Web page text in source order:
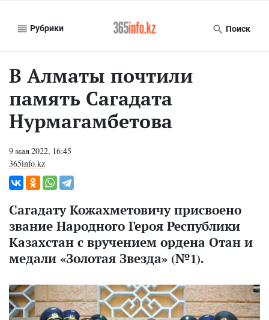
Рубрики Поиск
В Алматы почтили
память Сагадата
Нурмагамбетова
9 мая 2022, 16:45
365info.kz
Сагадату Кожахметовичу присвоено
звание Народного Героя Республики
Казахстан с вручением ордена Отан и
медали «Золотая Звезда» (№1).